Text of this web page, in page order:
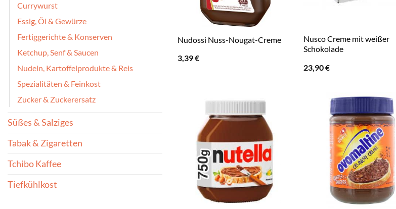
Currywurst
Essig, Öl & Gewürze
Fertiggerichte & Konserven
Ketchup, Senf & Saucen
Nudeln, Kartoffelprodukte & Reis
Spezialitäten & Feinkost
Zucker & Zuckerersatz
Süßes & Salziges
Tabak & Zigaretten
Tchibo Kaffee
Tiefkühlkost
Nudossi Nuss-Nougat-Creme
3,39€
Nusco Creme mit weißer
Schokolade
23,90€